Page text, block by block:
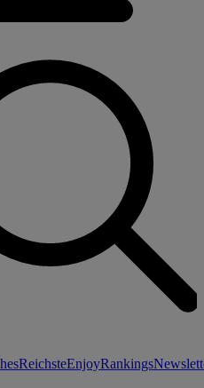
ReichsteEnjoyRankings